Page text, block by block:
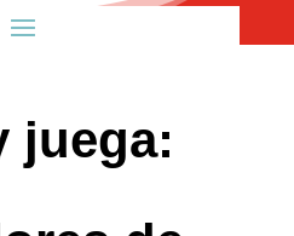
juega: